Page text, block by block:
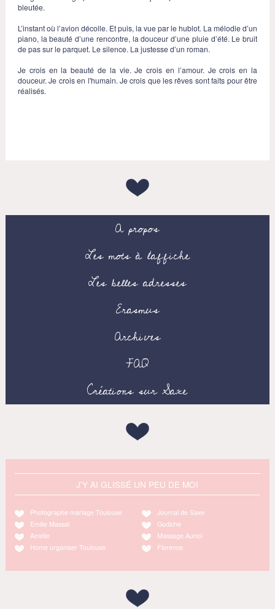
bleutée.
L’instant où l’avion décolle. Et puis, la vue par le hublot. La mélodie d’un
piano, la beauté d’une rencontre, la douceur d’une pluie d’été. Le bruit
de pas sur le parquet. Le silence. La justesse d’un roman.
Je crois en la beauté de la vie. Je crois en l’amour. Je crois en la
douceur. Je crois en l'humain. Je crois que les rêves sont faits pour être
réalisés.
A propos
Les mots à l’affiche
Les belles adresses
Erasmus
Archives
FAQ
Créations sur Saxe
J'Y AI GLISSÉ UN PEU DE MOI
Photographe mariage Toulouse
Emilie Massal
Amélie
Home organiser Toulouse
Journal de Saxe
Godiche
Massage Auriol
Florence